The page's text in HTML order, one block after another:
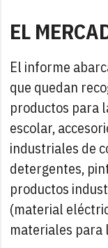
EL
El informe
que quedan
productos para
escolar,
industriales de
detergentes,
productos
(material
materiales para